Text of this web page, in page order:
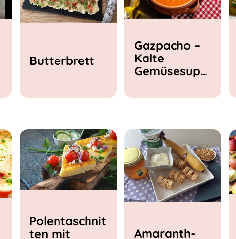
Butterbrett
Gazpacho –
Kalte
Gemüsesupp
Polentaschnit
ten mit
Amaranth-